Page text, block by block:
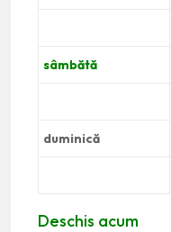
sâmbătă
duminică
Deschis acum